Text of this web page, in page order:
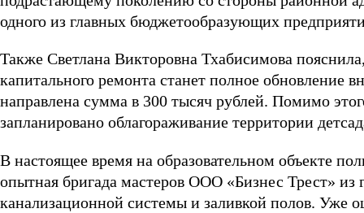
одного из главных бюджетообразующих
Также Светлана Викторовна Тхабисимова
капитального ремонта станет полное обновление
направлена сумма в 300 тысяч рублей. Помимо
запланировано облагораживание территории
В настоящее время на образовательном объекте
опытная бригада мастеров ООО «Бизнес Трест» из
канализационной системы и заливкой полов. Уже